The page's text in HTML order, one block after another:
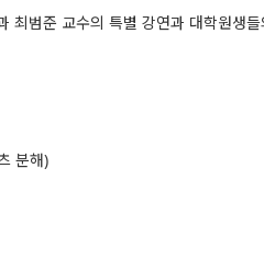
범준 교수의 특별 강연과 대학원생
분해)